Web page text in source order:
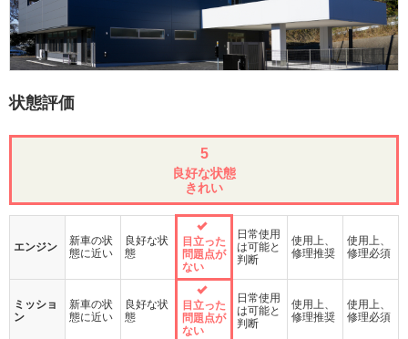
状態評価
5
良好な状態
きれい
エンジン
新車の状
態に近い
良好な状
態
目立った
問題点が
ない
日常使用
は可能と
判断
使用上、
修理推奨
使用上、
修理必須
ミッショ
ン
新車の状
態に近い
良好な状
態
目立った
問題点が
ない
日常使用
は可能と
判断
使用上、
修理推奨
使用上、
修理必須